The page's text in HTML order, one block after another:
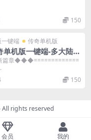
150
键端 传奇单机版
单机版一键端-多大陆-
包神器
章◆◆◆=============
150
All rights reserved
会员 我的